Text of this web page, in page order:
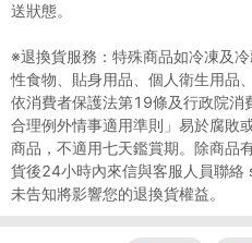
送狀態。
※退換貨服務：特殊商品如冷凍及
性食物、貼身用品、個人衛生用品
依消費者保護法第19條及行政院消
合理例外情事適用準則」易於腐敗
商品，不適用七天鑑賞期。除商品
貨後24小時內來信與客服人員聯
未告知將影響您的退換貨權益。